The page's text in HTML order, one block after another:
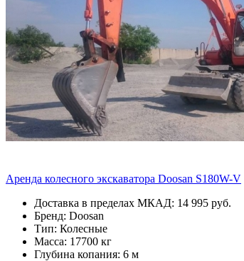
Аренда колесного экскаватора Doosan S180W-V
Доставка в пределах МКАД: 14 995 руб.
Бренд: Doosan
Тип: Колесные
Масса: 17700 кг
Глубина копания: 6 м